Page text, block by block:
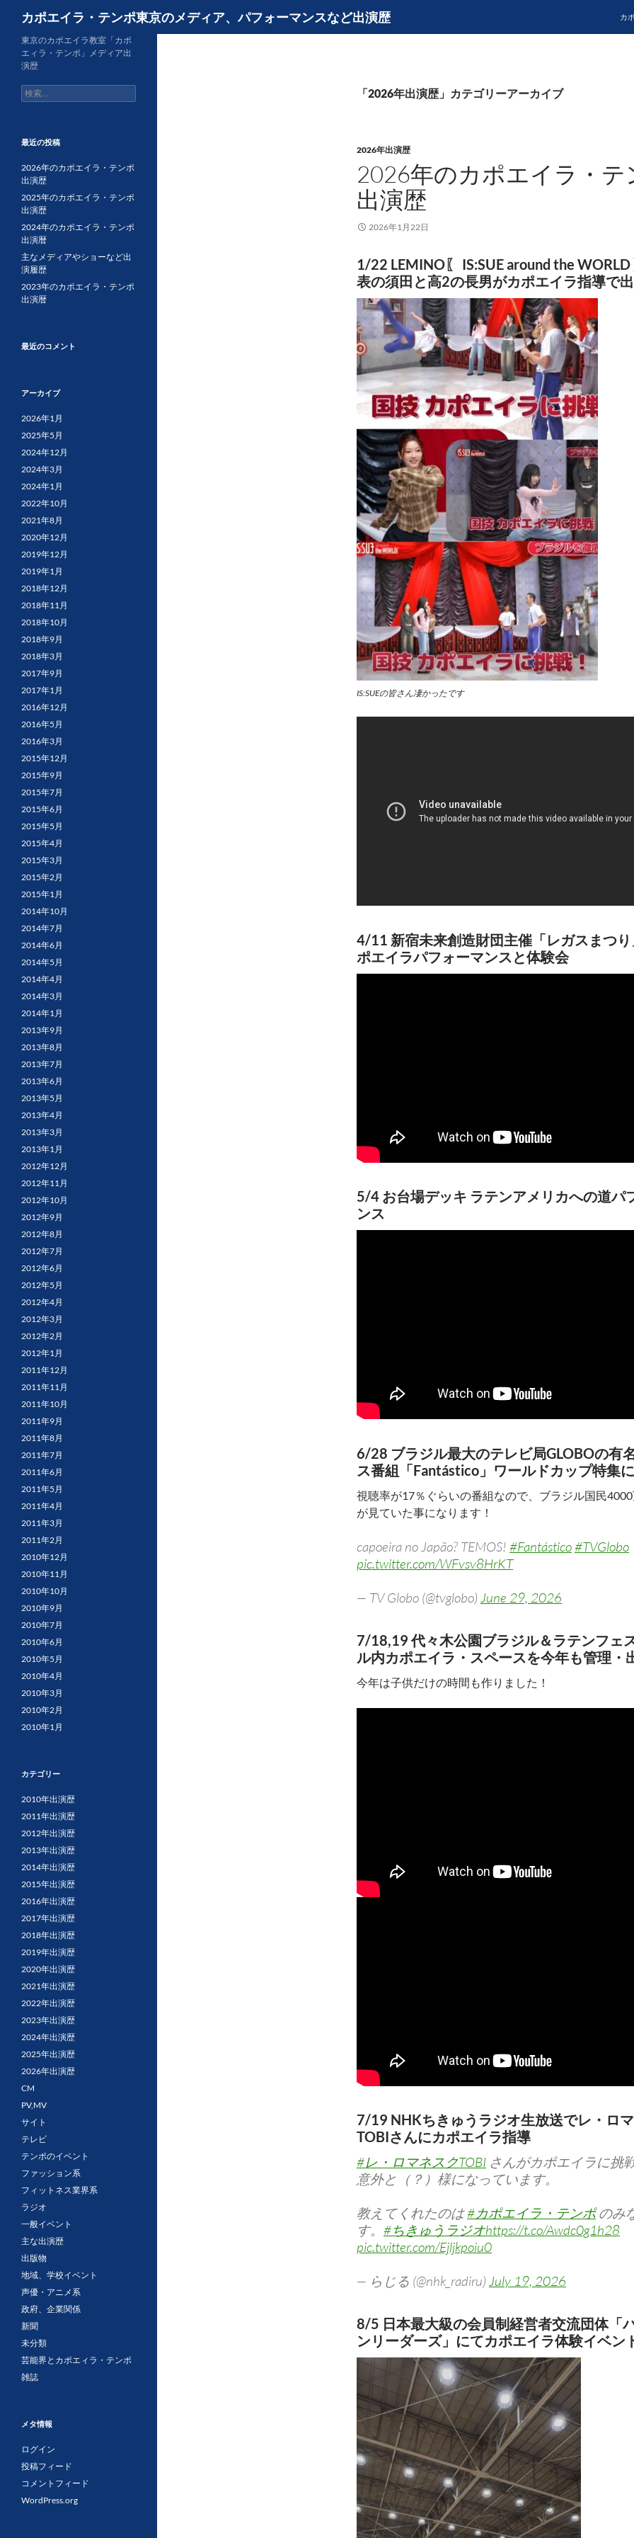
カポエイラ・テンポ東京のメディア、パフォーマンスなど出演歴 カ
「2026年出演歴」カテゴリーアーカイブ
2026年出演歴
2026年のカポエイラ・テ
出演歴
2026年1月22日
1/22 LEMINO〖 IS:SUE around the
表の須田と高2の長男がカポエイラ指導で
IS:SUEの皆さん凄かったです
4/11 新宿未来創造財団主催「レガスまつ
ポエイラパフォーマンスと体験会
5/4 お台場デッキ ラテンアメリカへの道パ
ンス
6/28 ブラジル最大のテレビ局GLOBOの有
ス番組「Fantástico」ワールドカップ特集
視聴率が17％ぐらいの番組なので、ブラジル国民
が見ていた事になります！
capoeira no Japão? TEMOS! #Fantástico#TVGlobo
pic.twitter.com/WFvsv8HrKT
— TV Globo (@tvglobo) June 29, 2026
7/18,19 代々木公園ブラジル＆ラテンフェ
ル内カポエイラ・スペースを今年も管理・
今年は子供だけの時間も作りました！
7/19 NHKちきゅうラジオ生放送でレ・ロ
TOBIさんにカポエイラ指導
#レ・ロマネスクTOBI さんがカポエイラに挑
意外と（？）様になっています。
教えてくれたのは#カポエイラ・テンポのみ
す。 #ちきゅうラジオhttps://t.co/Awdc0g1h28
pic.twitter.com/Ejljkpoiu0
— らじる (@nhk_radiru) July 19, 2026
8/5 日本最大級の会員制経営者交流団体「
ンリーダーズ」にてカポエイラ体験イベン
東京のカポエイラ教室「カポ
エィラ・テンポ」メディア出
演歴
検
索:
最近の投稿
2026年のカポエイラ・テンポ
出演歴
2025年のカポエイラ・テンポ
出演歴
2024年のカポエイラ・テンポ
出演暦
主なメディアやショーなど出
演履歴
2023年のカポエイラ・テンポ
出演暦
最近のコメント
アーカイブ
2026年1月
2025年5月
2024年12月
2024年3月
2024年1月
2022年10月
2021年8月
2020年12月
2019年12月
2019年1月
2018年12月
2018年11月
2018年10月
2018年9月
2018年3月
2017年9月
2017年1月
2016年12月
2016年5月
2016年3月
2015年12月
2015年9月
2015年7月
2015年6月
2015年5月
2015年4月
2015年3月
2015年2月
2015年1月
2014年10月
2014年7月
2014年6月
2014年5月
2014年4月
2014年3月
2014年1月
2013年9月
2013年8月
2013年7月
2013年6月
2013年5月
2013年4月
2013年3月
2013年1月
2012年12月
2012年11月
2012年10月
2012年9月
2012年8月
2012年7月
2012年6月
2012年5月
2012年4月
2012年3月
2012年2月
2012年1月
2011年12月
2011年11月
2011年10月
2011年9月
2011年8月
2011年7月
2011年6月
2011年5月
2011年4月
2011年3月
2011年2月
2010年12月
2010年11月
2010年10月
2010年9月
2010年7月
2010年6月
2010年5月
2010年4月
2010年3月
2010年2月
2010年1月
カテゴリー
2010年出演歴
2011年出演歴
2012年出演歴
2013年出演歴
2014年出演歴
2015年出演歴
2016年出演歴
2017年出演歴
2018年出演歴
2019年出演歴
2020年出演歴
2021年出演歴
2022年出演歴
2023年出演歴
2024年出演歴
2025年出演歴
2026年出演歴
CM
PV,MV
サイト
テレビ
テンポのイベント
ファッション系
フィットネス業界系
ラジオ
一般イベント
主な出演歴
出版物
地域、学校イベント
声優・アニメ系
政府、企業関係
新聞
未分類
芸能界とカポエィラ・テンポ
雑誌
メタ情報
ログイン
投稿フィード
コメントフィード
WordPress.org